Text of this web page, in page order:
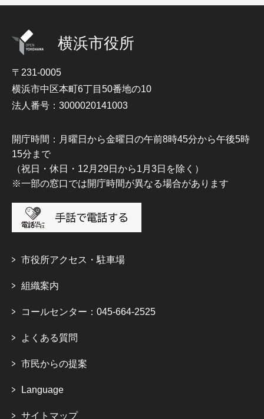
横浜市役所
〒231-0005
横浜市中区本町6丁目50番地の10
法人番号：3000020141003
開庁時間：月曜日から金曜日の午前8時45分から午後5時
15分まで
（祝日・休日・12月29日から1月3日を除く）
※一部の窓口では開庁時間が異なる場合があります
市役所アクセス・駐車場
組織案内
コールセンター：045-664-2525
よくある質問
市民からの提案
Language
サイトマップ